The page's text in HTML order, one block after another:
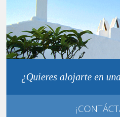
¿Quieres alojarte en